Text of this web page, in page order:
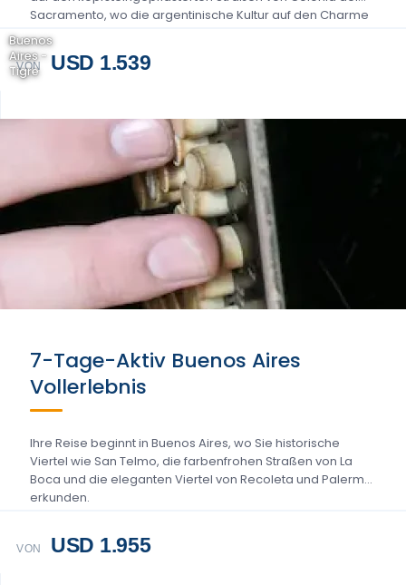
Sacramento, wo die argentinische Kultur auf den Charme
Uruguays trifft - ein...
VON USD 1.539
Buenos
Aires -
Tigre
7-Tage-Aktiv Buenos Aires
Vollerlebnis
Ihre Reise beginnt in Buenos Aires, wo Sie historische
Viertel wie San Telmo, die farbenfrohen Straßen von La
Boca und die eleganten Viertel von Recoleta und Palermo
erkunden.
VON USD 1.955